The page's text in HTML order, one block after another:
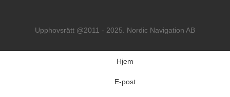
Upphovsrätt @2011 - 2025. Nordic Navigation AB
Hjem
E-post